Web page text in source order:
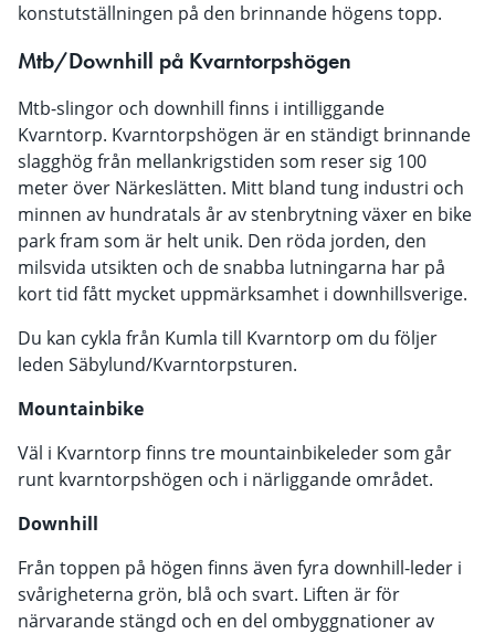
konstutställningen på den brinnande högens topp.
Mtb/Downhill på Kvarntorpshögen
Mtb-slingor och downhill finns i intilliggande
Kvarntorp. Kvarntorpshögen är en ständigt brinnande
slagghög från mellankrigstiden som reser sig 100
meter över Närkeslätten. Mitt bland tung industri och
minnen av hundratals år av stenbrytning växer en bike
park fram som är helt unik. Den röda jorden, den
milsvida utsikten och de snabba lutningarna har på
kort tid fått mycket uppmärksamhet i downhillsverige.
Du kan cykla från Kumla till Kvarntorp om du följer
leden Säbylund/Kvarntorpsturen.
Mountainbike
Väl i Kvarntorp finns tre mountainbikeleder som går
runt kvarntorpshögen och i närliggande området.
Downhill
Från toppen på högen finns även fyra downhill-leder i
svårigheterna grön, blå och svart. Liften är för
närvarande stängd och en del ombyggnationer av